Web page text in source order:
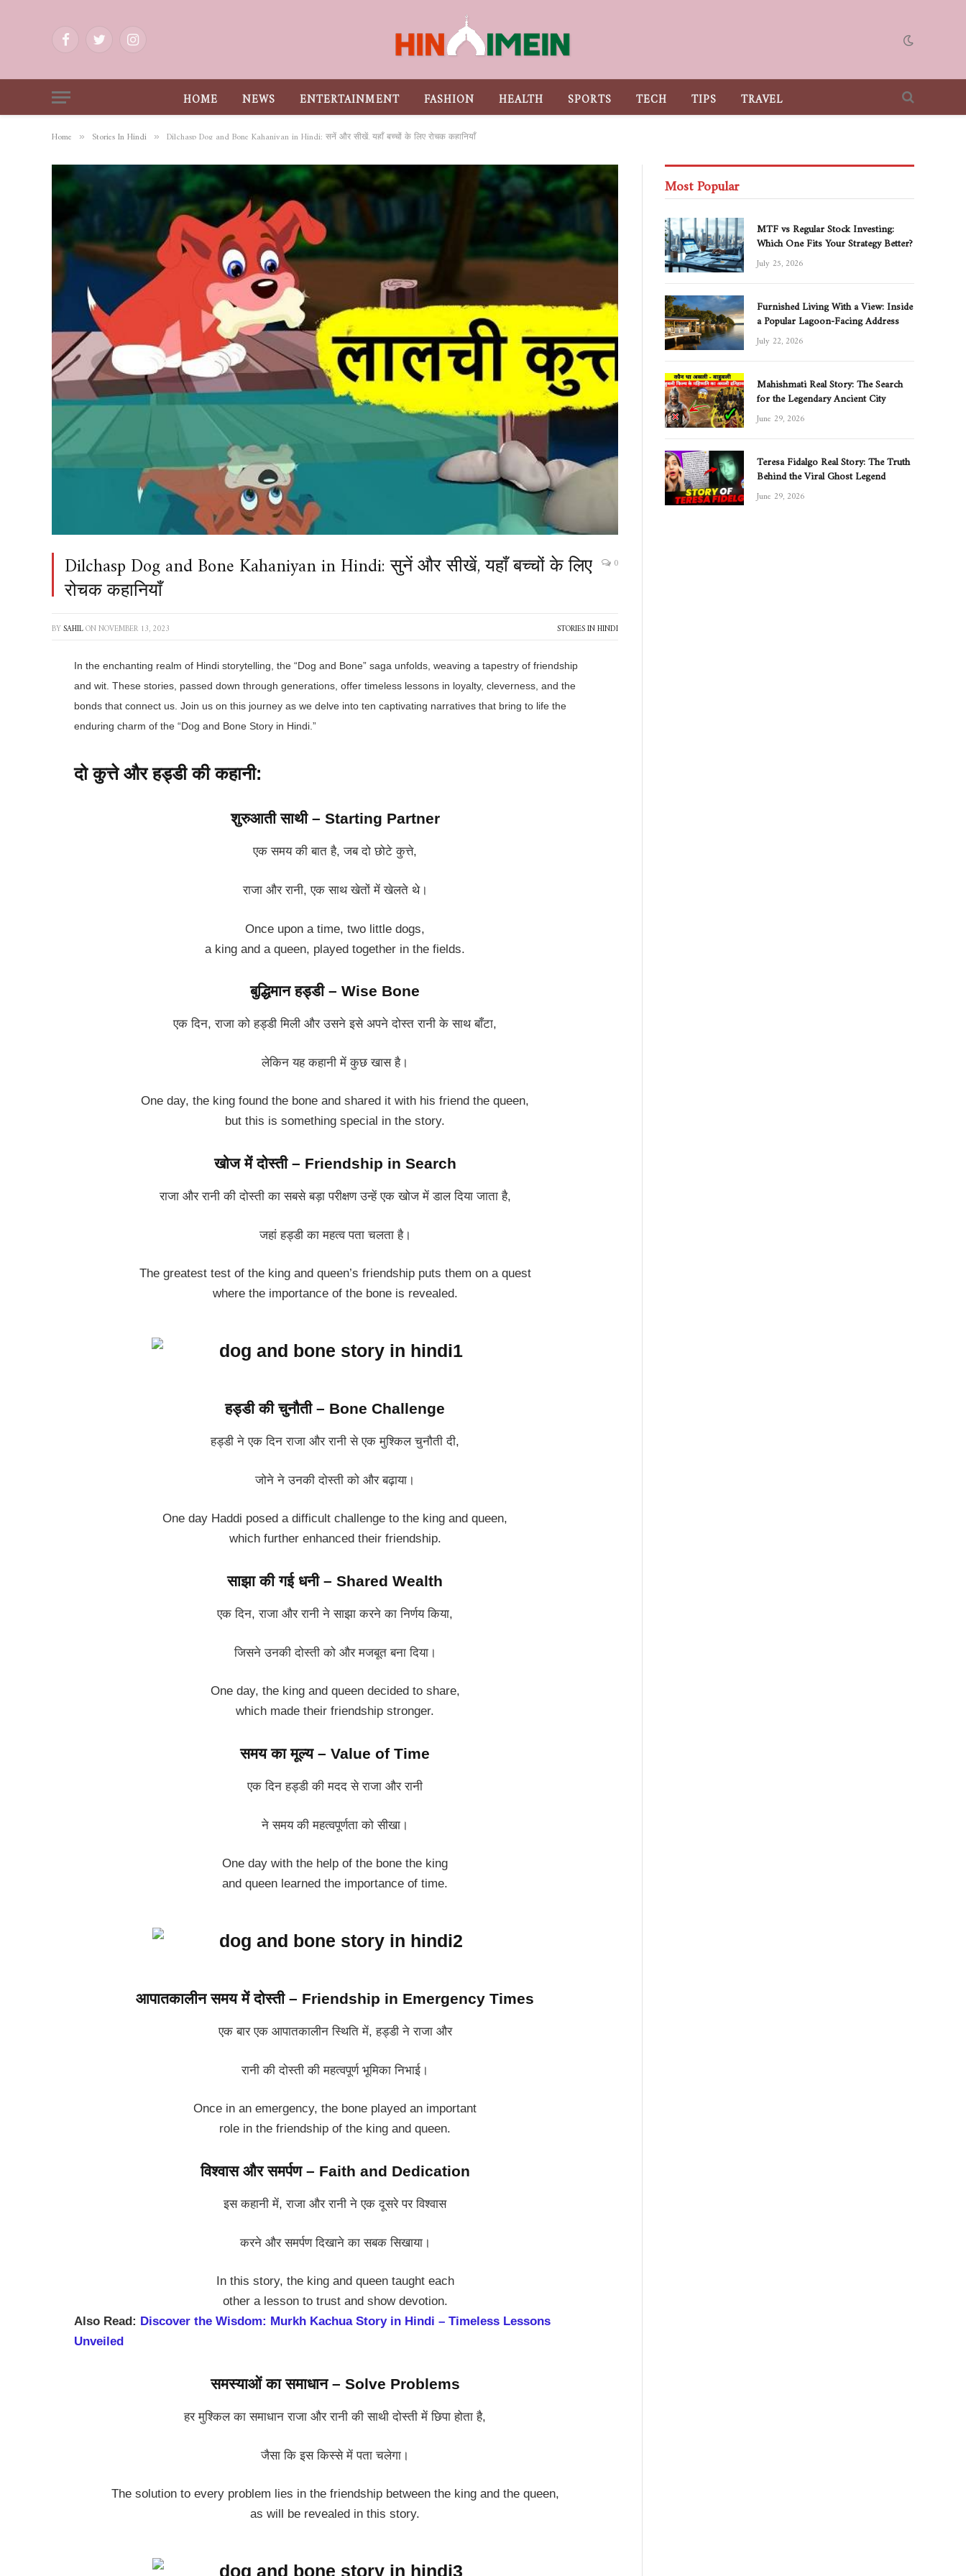
FacebookTwitterInstagram
HOME NEWS ENTERTAINMENT FASHION HEALTH SPORTS TECH TIPS TRAVEL
Home » Stories In Hindi » Dilchasp Dog and Bone Kahaniyan in Hindi: सुनें और सीखें, यहाँ बच्चों के लिए रोचक कहानियाँ
Dilchasp Dog and Bone Kahaniyan in Hindi: सुनें और सीखें, यहाँ बच्चों के लिए
रोचक कहानियाँ
0
BYSAHILONNOVEMBER 13, 2023 STORIES IN HINDI
In the enchanting realm of Hindi storytelling, the “Dog and Bone” saga unfolds, weaving a tapestry of friendship
and wit. These stories, passed down through generations, offer timeless lessons in loyalty, cleverness, and the
bonds that connect us. Join us on this journey as we delve into ten captivating narratives that bring to life the
enduring charm of the “Dog and Bone Story in Hindi.”
दो कुत्ते और हड्डी की कहानी:
शुरुआती साथी – Starting Partner
एक समय की बात है, जब दो छोटे कुत्ते,
राजा और रानी, एक साथ खेतों में खेलते थे।
Once upon a time, two little dogs,
a king and a queen, played together in the fields.
बुद्धिमान हड्डी – Wise Bone
एक दिन, राजा को हड्डी मिली और उसने इसे अपने दोस्त रानी के साथ बाँटा,
लेकिन यह कहानी में कुछ खास है।
One day, the king found the bone and shared it with his friend the queen,
but this is something special in the story.
खोज में दोस्ती – Friendship in Search
राजा और रानी की दोस्ती का सबसे बड़ा परीक्षण उन्हें एक खोज में डाल दिया जाता है,
जहां हड्डी का महत्व पता चलता है।
The greatest test of the king and queen’s friendship puts them on a quest
where the importance of the bone is revealed.
हड्डी की चुनौती – Bone Challenge
हड्डी ने एक दिन राजा और रानी से एक मुश्किल चुनौती दी,
जोने ने उनकी दोस्ती को और बढ़ाया।
One day Haddi posed a difficult challenge to the king and queen,
which further enhanced their friendship.
साझा की गई धनी – Shared Wealth
एक दिन, राजा और रानी ने साझा करने का निर्णय किया,
जिसने उनकी दोस्ती को और मजबूत बना दिया।
One day, the king and queen decided to share,
which made their friendship stronger.
समय का मूल्य – Value of Time
एक दिन हड्डी की मदद से राजा और रानी
ने समय की महत्वपूर्णता को सीखा।
One day with the help of the bone the king
and queen learned the importance of time.
आपातकालीन समय में दोस्ती – Friendship in Emergency Times
एक बार एक आपातकालीन स्थिति में, हड्डी ने राजा और
रानी की दोस्ती की महत्वपूर्ण भूमिका निभाई।
Once in an emergency, the bone played an important
role in the friendship of the king and queen.
विश्वास और समर्पण – Faith and Dedication
इस कहानी में, राजा और रानी ने एक दूसरे पर विश्वास
करने और समर्पण दिखाने का सबक सिखाया।
In this story, the king and queen taught each
other a lesson to trust and show devotion.
Also Read: Discover the Wisdom: Murkh Kachua Story in Hindi – Timeless Lessons
Unveiled
समस्याओं का समाधान – Solve Problems
हर मुश्किल का समाधान राजा और रानी की साथी दोस्ती में छिपा होता है,
जैसा कि इस किस्से में पता चलेगा।
The solution to every problem lies in the friendship between the king and the queen,
as will be revealed in this story.
Most Popular
MTF vs Regular Stock Investing:
Which One Fits Your Strategy Better?
July 25, 2026
Furnished Living With a View: Inside
a Popular Lagoon-Facing Address
July 22, 2026
Mahishmati Real Story: The Search
for the Legendary Ancient City
June 29, 2026
Teresa Fidalgo Real Story: The Truth
Behind the Viral Ghost Legend
June 29, 2026